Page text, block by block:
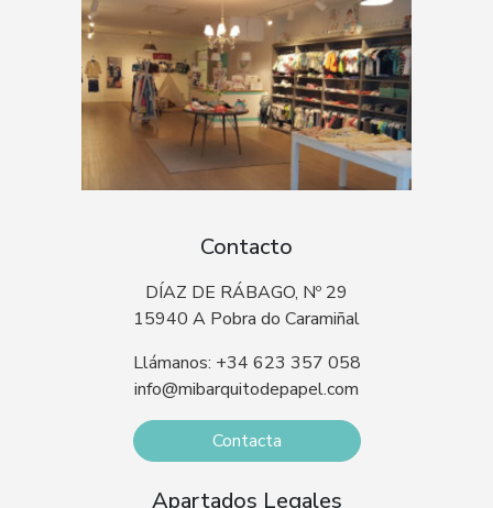
Contacto
DÍAZ DE RÁBAGO, Nº 29
15940 A Pobra do Caramiñal
Llámanos: +34 623 357 058
info@mibarquitodepapel.com
Contacta
Apartados Legales